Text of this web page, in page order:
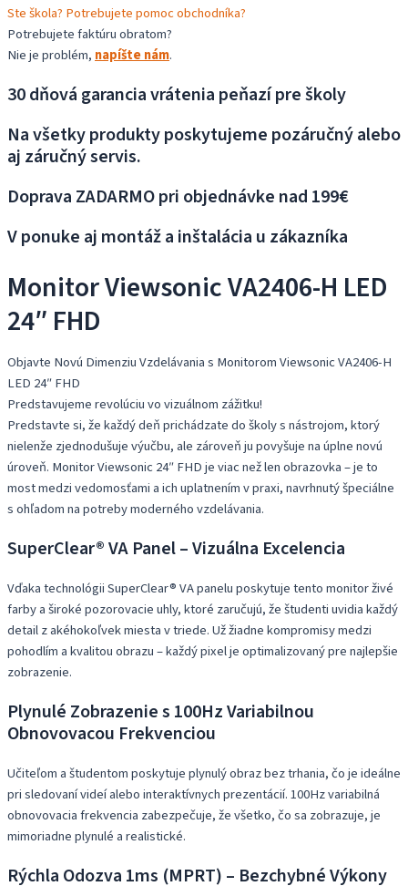
Ste škola? Potrebujete pomoc obchodníka?
Potrebujete faktúru obratom?
Nie je problém, napíšte nám.
30 dňová garancia vrátenia peňazí pre školy
Na všetky produkty poskytujeme pozáručný alebo
aj záručný servis.
Doprava ZADARMO pri objednávke nad 199€
V ponuke aj montáž a inštalácia u zákazníka
Monitor Viewsonic VA2406-H LED
24″ FHD
Objavte Novú Dimenziu Vzdelávania s Monitorom Viewsonic VA2406-H
LED 24″ FHD
Predstavujeme revolúciu vo vizuálnom zážitku!
Predstavte si, že každý deň prichádzate do školy s nástrojom, ktorý
nielenže zjednodušuje výučbu, ale zároveň ju povyšuje na úplne novú
úroveň. Monitor Viewsonic 24″ FHD je viac než len obrazovka – je to
most medzi vedomosťami a ich uplatnením v praxi, navrhnutý špeciálne
s ohľadom na potreby moderného vzdelávania.
SuperClear® VA Panel – Vizuálna Excelencia
Vďaka technológii SuperClear® VA panelu poskytuje tento monitor živé
farby a široké pozorovacie uhly, ktoré zaručujú, že študenti uvidia každý
detail z akéhokoľvek miesta v triede. Už žiadne kompromisy medzi
pohodlím a kvalitou obrazu – každý pixel je optimalizovaný pre najlepšie
zobrazenie.
Plynulé Zobrazenie s 100Hz Variabilnou
Obnovovacou Frekvenciou
Učiteľom a študentom poskytuje plynulý obraz bez trhania, čo je ideálne
pri sledovaní videí alebo interaktívnych prezentácií. 100Hz variabilná
obnovovacia frekvencia zabezpečuje, že všetko, čo sa zobrazuje, je
mimoriadne plynulé a realistické.
Rýchla Odozva 1ms (MPRT) – Bezchybné Výkony